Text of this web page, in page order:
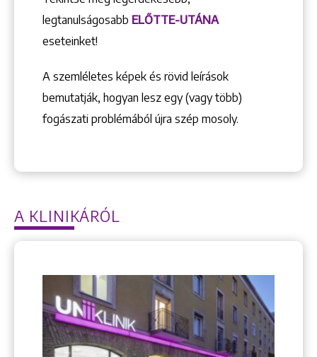
legtanulságosabb ELŐTTE-UTÁNA
eseteinket!
A szemléletes képek és rövid leírások
bemutatják, hogyan lesz egy (vagy több)
fogászati problémából újra szép mosoly.
A KLINIKÁRÓL